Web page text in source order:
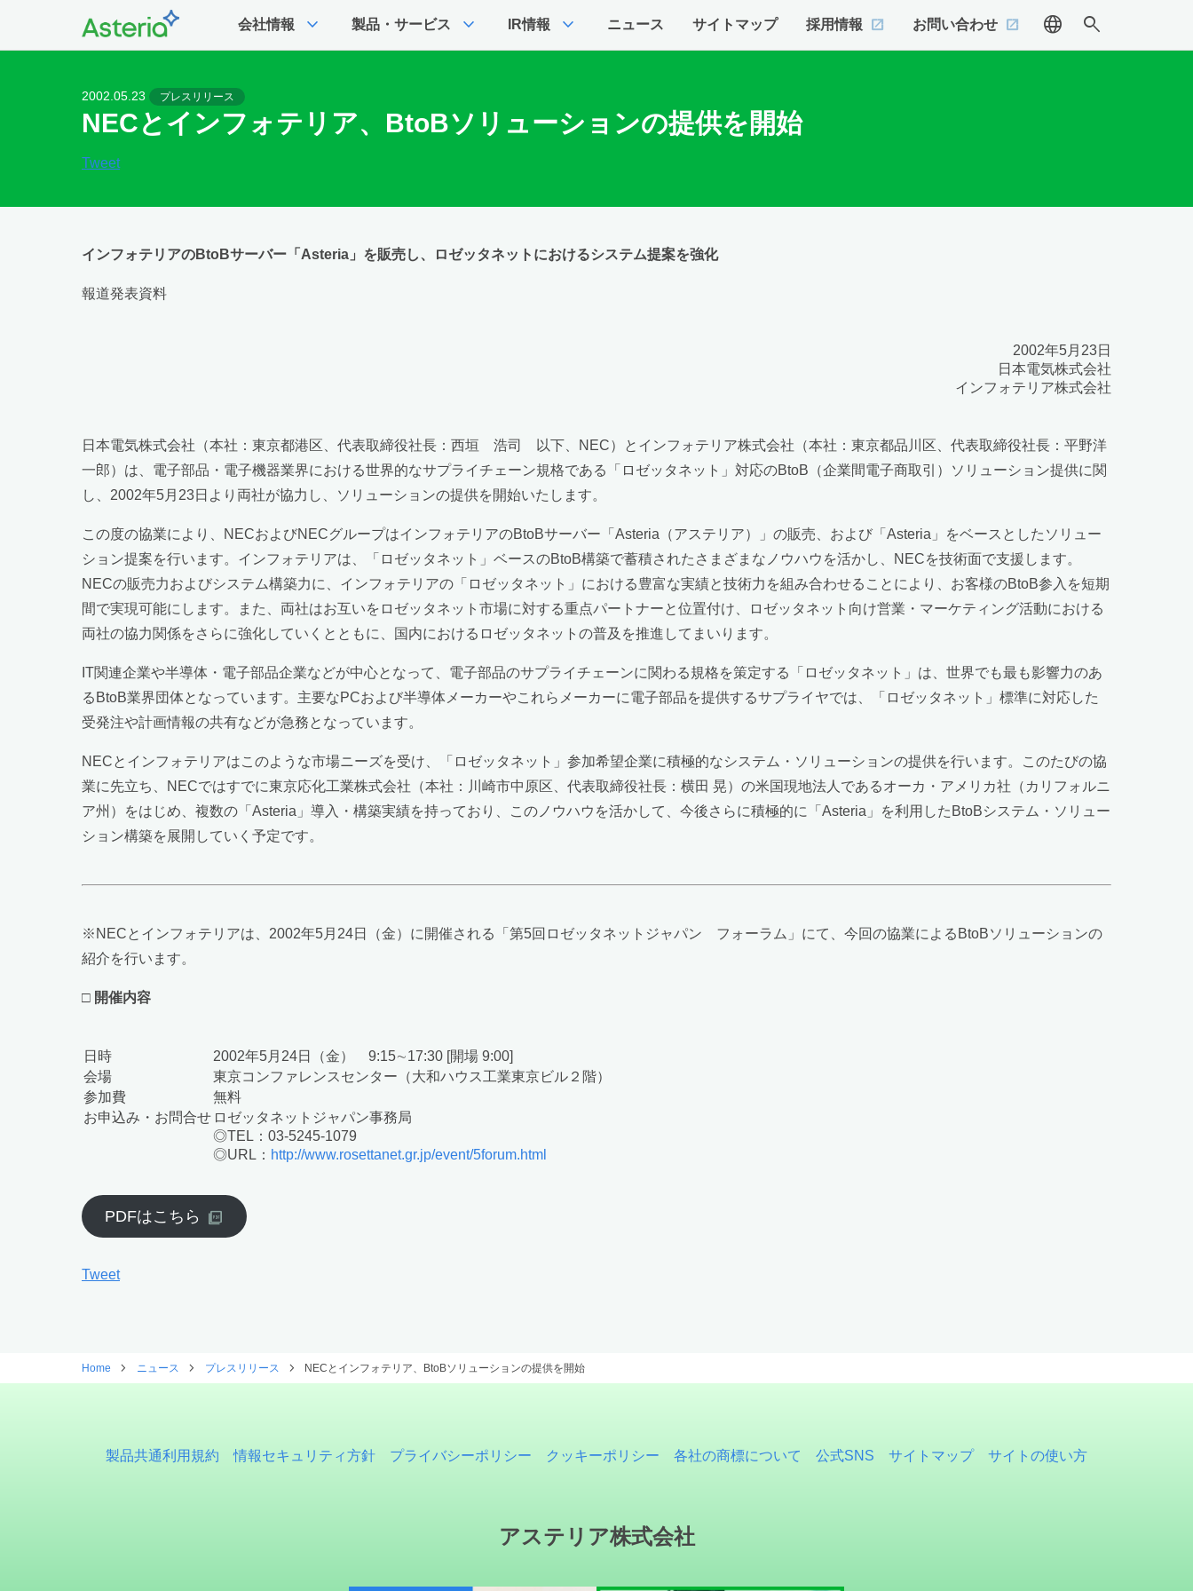
会社情報 expand_more 製品・サービス expand_more IR情報 expand_more ニュース サイトマップ 採用情報 お問い合わせ language search
2002.05.23 プレスリリース
NECとインフォテリア、BtoBソリューションの提供を開始
Tweet
インフォテリアのBtoBサーバー「Asteria」を販売し、ロゼッタネットにおけるシステム提案を強化
報道発表資料
2002年5月23日
日本電気株式会社
インフォテリア株式会社
日本電気株式会社（本社：東京都港区、代表取締役社長：西垣 浩司 以下、NEC）とインフォテリア株式会社（本社：東京都品川区、代表取締役社長：平野洋
一郎）は、電子部品・電子機器業界における世界的なサプライチェーン規格である「ロゼッタネット」対応のBtoB（企業間電子商取引）ソリューション提供に関
し、2002年5月23日より両社が協力し、ソリューションの提供を開始いたします。
この度の協業により、NECおよびNECグループはインフォテリアのBtoBサーバー「Asteria（アステリア）」の販売、および「Asteria」をベースとしたソリュー
ション提案を行います。インフォテリアは、「ロゼッタネット」ベースのBtoB構築で蓄積されたさまざまなノウハウを活かし、NECを技術面で支援します。
NECの販売力およびシステム構築力に、インフォテリアの「ロゼッタネット」における豊富な実績と技術力を組み合わせることにより、お客様のBtoB参入を短期
間で実現可能にします。また、両社はお互いをロゼッタネット市場に対する重点パートナーと位置付け、ロゼッタネット向け営業・マーケティング活動における
両社の協力関係をさらに強化していくとともに、国内におけるロゼッタネットの普及を推進してまいります。
IT関連企業や半導体・電子部品企業などが中心となって、電子部品のサプライチェーンに関わる規格を策定する「ロゼッタネット」は、世界でも最も影響力のあ
るBtoB業界団体となっています。主要なPCおよび半導体メーカーやこれらメーカーに電子部品を提供するサプライヤでは、「ロゼッタネット」標準に対応した
受発注や計画情報の共有などが急務となっています。
NECとインフォテリアはこのような市場ニーズを受け、「ロゼッタネット」参加希望企業に積極的なシステム・ソリューションの提供を行います。このたびの協
業に先立ち、NECではすでに東京応化工業株式会社（本社：川崎市中原区、代表取締役社長：横田 晃）の米国現地法人であるオーカ・アメリカ社（カリフォルニ
ア州）をはじめ、複数の「Asteria」導入・構築実績を持っており、このノウハウを活かして、今後さらに積極的に「Asteria」を利用したBtoBシステム・ソリュー
ション構築を展開していく予定です。
※NECとインフォテリアは、2002年5月24日（金）に開催される「第5回ロゼッタネットジャパン フォーラム」にて、今回の協業によるBtoBソリューションの
紹介を行います。
□ 開催内容
日時
2002年5月24日（金） 9:15∼17:30 [開場 9:00]
会場
東京コンファレンスセンター（大和ハウス工業東京ビル２階）
参加費
無料
お申込み・お問合せ ロゼッタネットジャパン事務局
◎TEL：03-5245-1079
◎URL： http://www.rosettanet.gr.jp/event/5forum.html
PDFはこちら
Tweet
Home ニュース プレスリリース NECとインフォテリア、BtoBソリューションの提供を開始
製品共通利用規約 情報セキュリティ方針 プライバシーポリシー クッキーポリシー 各社の商標について 公式SNS サイトマップ サイトの使い方
アステリア株式会社